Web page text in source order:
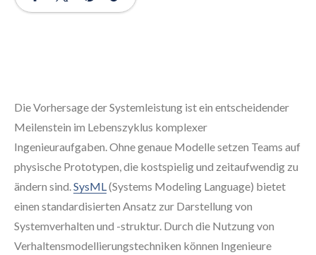
Die Vorhersage der Systemleistung ist ein entscheidender
Meilenstein im Lebenszyklus komplexer
Ingenieuraufgaben. Ohne genaue Modelle setzen Teams auf
physische Prototypen, die kostspielig und zeitaufwendig zu
ändern sind.SysML(Systems Modeling Language) bietet
einen standardisierten Ansatz zur Darstellung von
Systemverhalten und -struktur. Durch die Nutzung von
Verhaltensmodellierungstechniken können Ingenieure